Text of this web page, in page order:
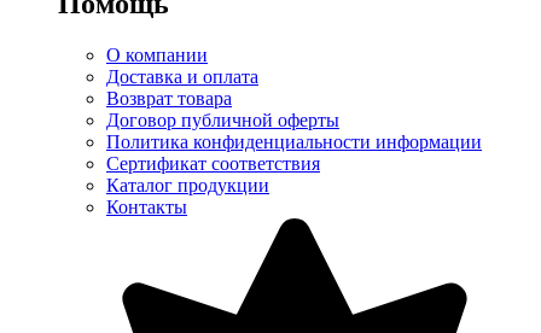
О компании
Доставка и оплата
Возврат товара
Договор публичной оферты
Политика конфиденциальности информации
Сертификат соответствия
Каталог продукции
Контакты